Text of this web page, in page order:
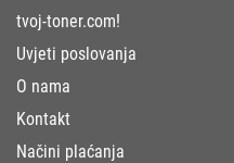
tvoj-toner.com!
Uvjeti poslovanja
O nama
Kontakt
Načini plaćanja